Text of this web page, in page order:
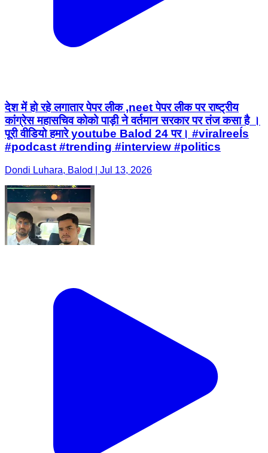
देश में हो रहे लगातार पेपर लीक ,neet पेपर लीक पर राष्ट्रीय
कांग्रेस महासचिव कोको पाड़ी ने वर्तमान सरकार पर तंज कसा है ।
पूरी वीडियो हमारे youtube Balod 24 पर। #viralreeĺs
#podcast #trending #interview #politics
Dondi Luhara, Balod | Jul 13, 2026